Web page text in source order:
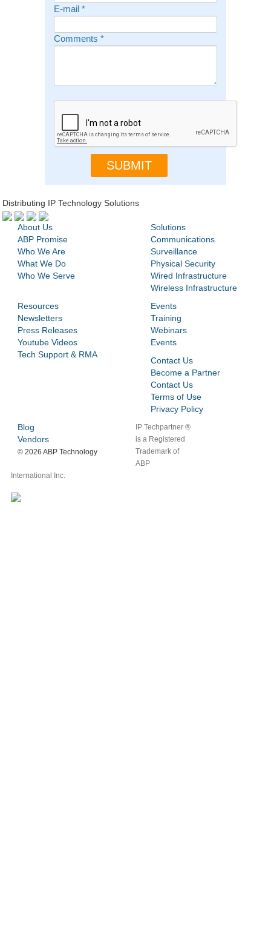
E-mail *
Comments *
Distributing IP Technology Solutions
About Us
ABP Promise
Who We Are
What We Do
Who We Serve
Solutions
Communications
Surveillance
Physical Security
Wired Infrastructure
Wireless Infrastructure
Resources
Newsletters
Press Releases
Youtube Videos
Tech Support & RMA
Events
Training
Webinars
Events
Contact Us
Become a Partner
Contact Us
Terms of Use
Privacy Policy
Blog
Vendors
©2026 ABP Technology
IP Techpartner ®
is a Registered
Trademark of
ABP
International Inc.